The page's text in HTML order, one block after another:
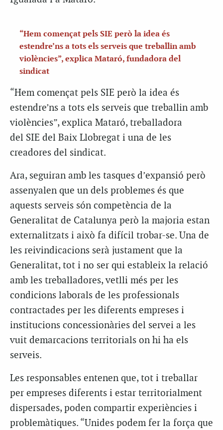
“Hem començat pels SIE però la idea és
estendre’ns a tots els serveis que treballin amb
violències”, explica Mataró, fundadora del
sindicat
“Hem començat pels SIE però la idea és
estendre’ns a tots els serveis que treballin amb
violències”, explica Mataró, treballadora
del SIE del Baix Llobregat i una de les
creadores del sindicat.
Ara, seguiran amb les tasques d’expansió però
assenyalen que un dels problemes és que
aquests serveis són competència de la
Generalitat de Catalunya però la majoria estan
externalitzats i això fa difícil trobar-se. Una de
les reivindicacions serà justament que la
Generalitat, tot i no ser qui estableix la relació
amb les treballadores, vetlli més per les
condicions laborals de les professionals
contractades per les diferents empreses i
institucions concessionàries del servei a les
vuit demarcacions territorials on hi ha els
serveis.
Les responsables entenen que, tot i treballar
per empreses diferents i estar territorialment
dispersades, poden compartir experiències i
problemàtiques. “Unides podem fer la força que